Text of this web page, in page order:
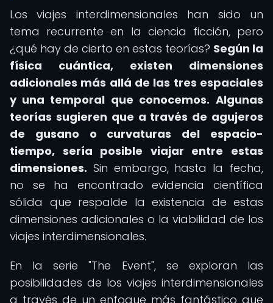
Los viajes interdimensionales han sido un
tema recurrente en la ciencia ficción, pero
¿qué hay de cierto en estas teorías? Según la
física cuántica, existen dimensiones
adicionales más allá de las tres espaciales
y una temporal que conocemos. Algunas
teorías sugieren que a través de agujeros
de gusano o curvaturas del espacio-
tiempo, sería posible viajar entre estas
dimensiones. Sin embargo, hasta la fecha,
no se ha encontrado evidencia científica
sólida que respalde la existencia de estas
dimensiones adicionales o la viabilidad de los
viajes interdimensionales.
En la serie "The Event", se exploran las
posibilidades de los viajes interdimensionales
a través de un enfoque más fantástico que